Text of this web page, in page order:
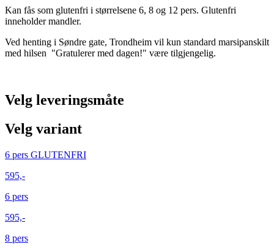
Kan fås som glutenfri i størrelsene 6, 8 og 12 pers. Glutenfri
inneholder mandler.
Ved henting i Søndre gate, Trondheim vil kun standard marsipanskilt
med hilsen "Gratulerer med dagen!" være tilgjengelig.
Velg leveringsmåte
Velg variant
6 pers GLUTENFRI
595,-
6 pers
595,-
8 pers